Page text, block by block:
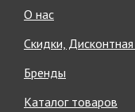
О нас
Скидки,
Бренды
Каталог товаров